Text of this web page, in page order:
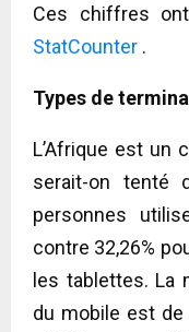
Ces chiffres
StatCounter .
Types de
L’Afrique est un
serait-on tenté
personnes
contre 32,26%
les tablettes. La
du mobile est de